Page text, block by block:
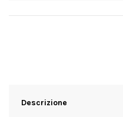
Descrizione